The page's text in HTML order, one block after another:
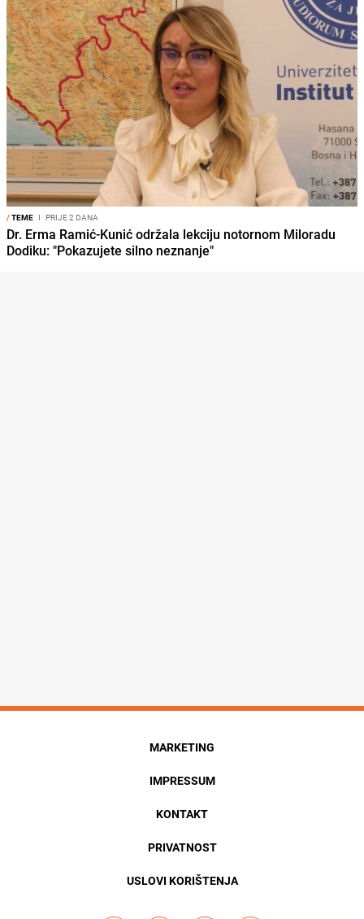
/TEME I PRIJE 2 DANA
Dr. Erma Ramić-Kunić održala lekciju notornom Miloradu
Dodiku: "Pokazujete silno neznanje"
MARKETING
IMPRESSUM
KONTAKT
PRIVATNOST
USLOVI KORIŠTENJA